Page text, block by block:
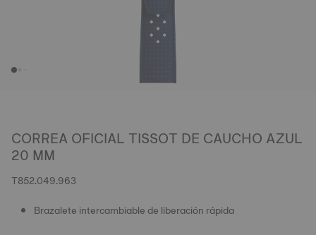
CORREA OFICIAL TISSOT DE CAUCHO AZUL
20 MM
T852.049.963
Brazalete intercambiable de liberación rápida